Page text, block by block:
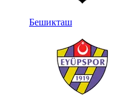
Бешикташ